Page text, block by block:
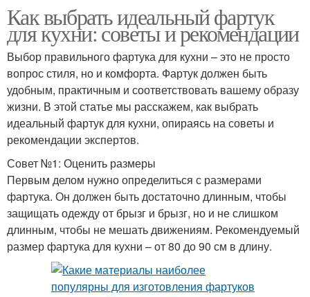
Как выбрать идеальный фартук
для кухни: советы и рекомендации
Выбор правильного фартука для кухни – это не просто
вопрос стиля, но и комфорта. Фартук должен быть
удобным, практичным и соответствовать вашему образу
жизни. В этой статье мы расскажем, как выбрать
идеальный фартук для кухни, опираясь на советы и
рекомендации экспертов.
Совет №1: Оценить размеры
Первым делом нужно определиться с размерами
фартука. Он должен быть достаточно длинным, чтобы
защищать одежду от брызг и брызг, но и не слишком
длинным, чтобы не мешать движениям. Рекомендуемый
размер фартука для кухни – от 80 до 90 см в длину.